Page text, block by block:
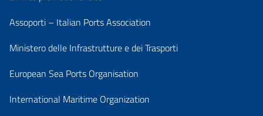
Assoporti – Italian Ports Association
Ministero delle Infrastrutture e dei Trasporti
European Sea Ports Organisation
International Maritime Organization